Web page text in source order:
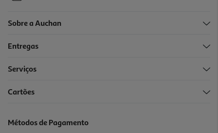
Sobre a Auchan
Entregas
Serviços
Cartões
Métodos de Pagamento